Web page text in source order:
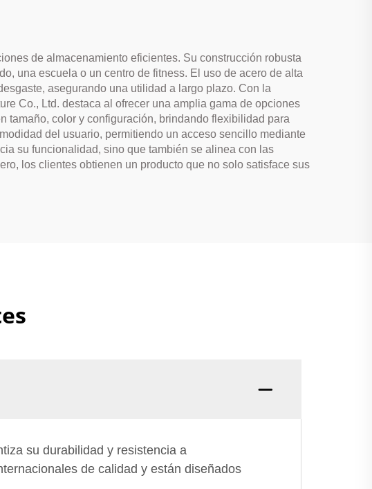
de almacenamiento eficientes. Su construcción robusta
una escuela o un centro de fitness. El uso de acero de alta
asegurando una utilidad a largo plazo. Con la
Co., Ltd. destaca al ofrecer una amplia gama de opciones
tamaño, color y configuración, brindando flexibilidad para
del usuario, permitiendo un acceso sencillo mediante
su funcionalidad, sino que también se alinea con las
los clientes obtienen un producto que no solo satisface sus
su durabilidad y resistencia a
de calidad y están diseñados